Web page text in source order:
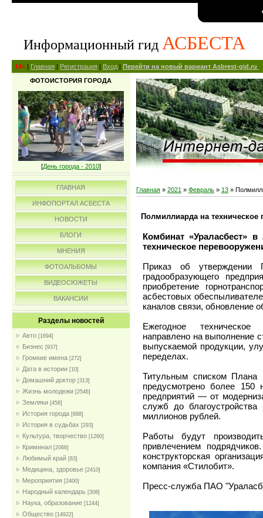
Информационный гид АСБЕСТА
14+ | Главная | Регистрация | Вход | Перейти на новый вариант Asbrest-gid.ru
ФОТОИСТОРИЯ ГОРОДА
[День города - 2010]
ГЛАВНАЯ
ИНФОПОРТАЛ АСБЕСТА
НОВОСТИ
БЛОГИ
МНЕНИЯ
ФОТОАЛЬБОМЫ
ВИДЕОСЮЖЕТЫ
ВАКАНСИИ
Разделы новостей
Авто [1694]
Бизнес [937]
Громкие имена [272]
Дата в истории [10]
Домашний доктор [313]
Жизнь молодежи [2546]
Земляки [456]
История города [688]
История в судьбах [293]
Культура, творчество [1260]
Криминал [2066]
Любимый край [83]
Медицина, здоровье [2410]
Мероприятия [2400]
Народный календарь [308]
Наука, образование [1244]
Общество [14922]
Главная » 2021 » Февраль » 13 »
Полмиллиарда на техническое
Комбинат «Ураласбест»
техническое
Приказ об утверждении
градообразующего
приобретение
асбестовых
каналов связи, обновление
Ежегодное техническое
направлено на выполнение
выпускаемой продукции,
переделах.
Титульным списком Плана
предусмотрено более 150
предприятий — от
служб до
миллионов рублей.
Работы будут
привлечением
конструкторская
компания «Стилобит».
Пресс-служба ПАО